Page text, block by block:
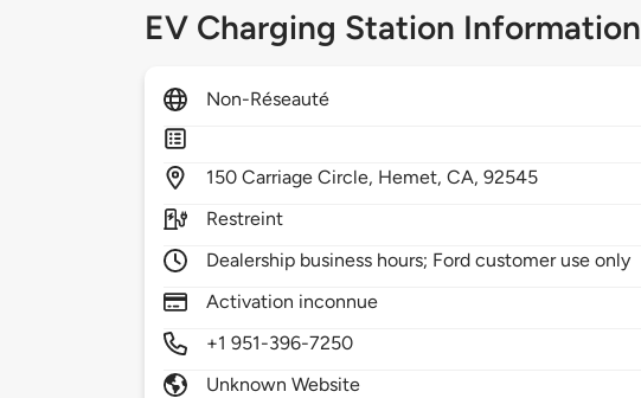
EV Charging Station Information
Non-Réseauté
150Carriage Circle, Hemet,CA,92545
Restreint
Dealership business hours; Ford customer use only
Activation inconnue
+1 951-396-7250
Unknown Website